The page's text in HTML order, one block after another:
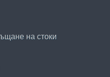
на стоки